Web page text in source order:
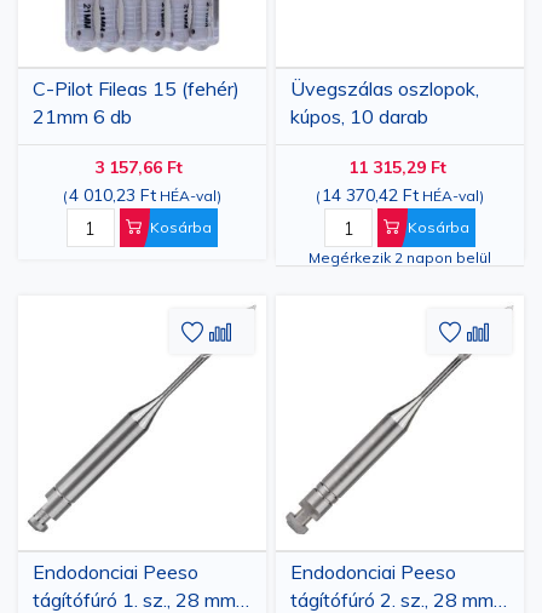
C-Pilot Fileas 15 (fehér)
21mm 6 db
3 157,66 Ft
(4 010,23 Ft HÉA-val)
Kosárba
Üvegszálas oszlopok,
kúpos, 10 darab
11 315,29 Ft
( 14 370,42 Ft HÉA-val)
Kosárba
Megérkezik 2 napon belül
Endodonciai Peeso
tágítófúró 1. sz., 28 mm,
Hozzáadás
a
Hozzáadás
Endodonciai Peeso
tágítófúró 2. sz., 28 mm,
a